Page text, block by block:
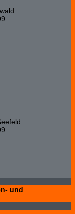
und